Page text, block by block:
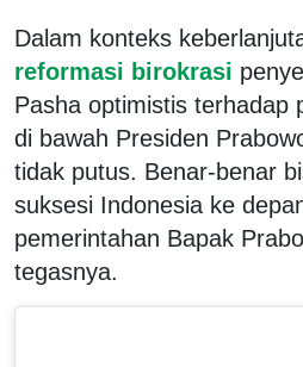
Dalam konteks
reformasi birokrasi
Pasha optimistis terhadap
di bawah Presiden
tidak putus. Benar-benar
suksesi Indonesia ke
pemerintahan Bapak
tegasnya.